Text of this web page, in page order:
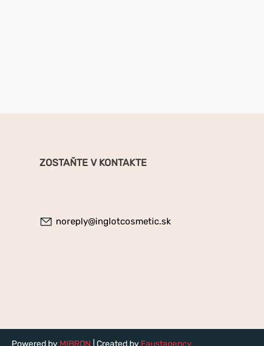
ZOSTAŇTE V KONTAKTE
noreply@inglotcosmetic.sk
Powered by MIBRON | Created by Faustagency